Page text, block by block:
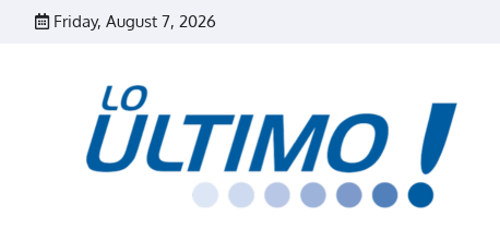
Friday, August 7, 2026